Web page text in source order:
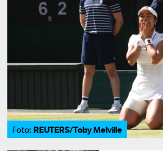
Foto: REUTERS/Toby Melville